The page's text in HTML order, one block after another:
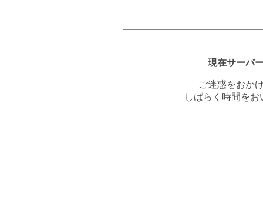
現在サーバ
ご迷惑をおか
しばらく時間を